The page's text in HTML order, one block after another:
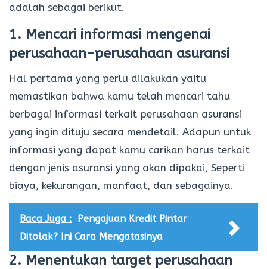
adalah sebagai berikut.
1. Mencari informasi mengenai
perusahaan-perusahaan asuransi
Hal pertama yang perlu dilakukan yaitu
memastikan bahwa kamu telah mencari tahu
berbagai informasi terkait perusahaan asuransi
yang ingin dituju secara mendetail. Adapun untuk
informasi yang dapat kamu carikan harus terkait
dengan jenis asuransi yang akan dipakai, Seperti
biaya, kekurangan, manfaat, dan sebagainya.
Baca Juga : Pengajuan Kredit Pintar
Ditolak? Ini Cara Mengatasinya
2. Menentukan target perusahaan